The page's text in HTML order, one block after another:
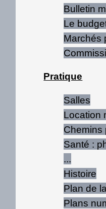
Bulletin
Le
Marchés
Pratique
Salles
Location
Chemins
Santé :
...
Histoire
Plan de
Plans